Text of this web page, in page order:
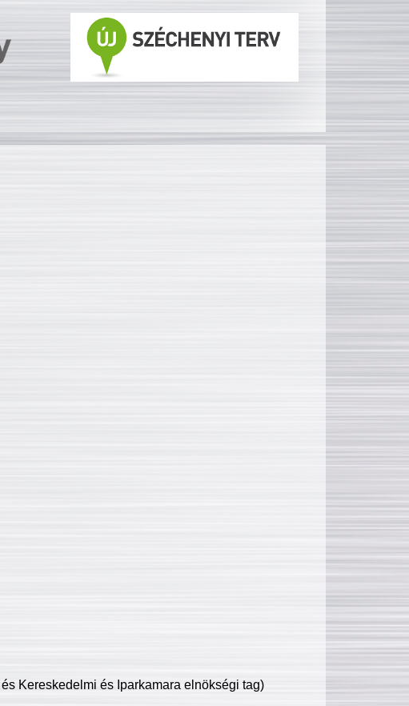
Kereskedelmi és Iparkamara elnökségi tag)